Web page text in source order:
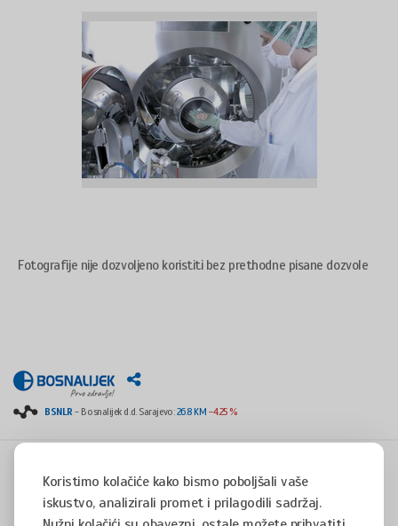
Koristimo kolačiće kako bismo poboljšali vaše
iskustvo, analizirali promet i prilagodili sadržaj.
Fotografije nije dozvoljeno koristiti bez prethodne pisane dozvole
BSNLR- Bosnalijek d.d. Sarajevo:26.8 KM -4.25 %
Copyright © 2008 - 2017 - All rights reserved - Jukićeva 53, 71000 Sarajevo, Bosnia and
Herzegovina